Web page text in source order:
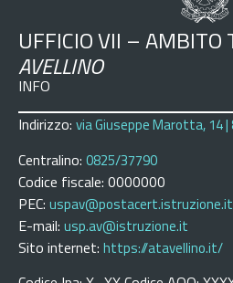
UFFICIO VII – AMBITO
AVELLINO
INFO
Indirizzo: via Giuseppe Marotta, 14 |
Centralino: 0825/37790
Codice fiscale: 0000000
PEC: uspav@postacert.istruzione.it
E-mail: usp.av@istruzione.it
Sito internet: https://atavellino.it/